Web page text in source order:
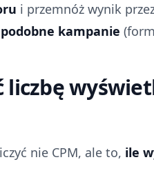
i przemnóż wynik
kampanie
liczbę
nie CPM, ale to, ile